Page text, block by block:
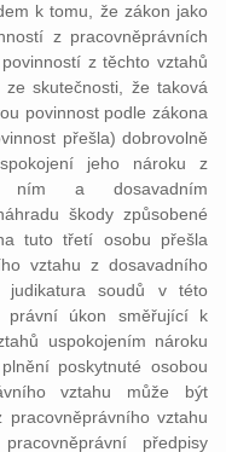
k tomu, že zákon jako
z pracovněprávních
z těchto vztahů
skutečnosti, že taková
povinnost podle zákona
přešla) dobrovolně
jeho nároku z
ním a dosavadním
škody způsobené
tuto třetí osobu přešla
vztahu z dosavadního
judikatura soudů v této
právní úkon směřující k
uspokojením nároku
poskytnuté osobou
vztahu může být
vztahu
předpisy